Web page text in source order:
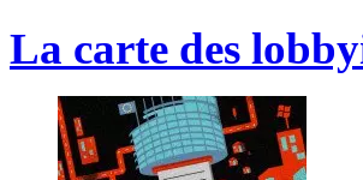
La carte des